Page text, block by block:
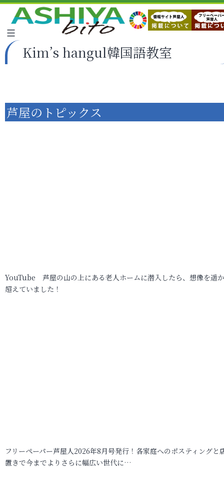
Kim’s hangul韓国語教室
芦屋のトピックス
YouTube 芦屋の山の上にある老人ホームに潜入したら、想像を遥
超えていました！
フリーペーパー芦屋人2026年8月号発行！各家庭へのポスティングと
置きで今までよりさらに幅広い世代に…